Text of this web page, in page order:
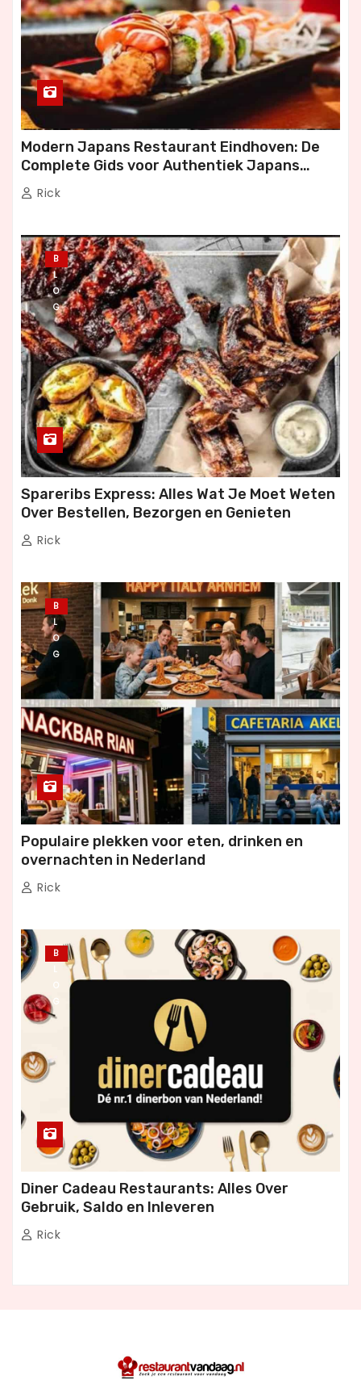
Modern Japans Restaurant Eindhoven: De
Complete Gids voor Authentiek Japans
Dineren
Rick
B
L
O
G
Spareribs Express: Alles Wat Je Moet Weten
Over Bestellen, Bezorgen en Genieten
Rick
B
L
O
G
Populaire plekken voor eten, drinken en
overnachten in Nederland
Rick
B
L
O
G
Diner Cadeau Restaurants: Alles Over
Gebruik, Saldo en Inleveren
Rick